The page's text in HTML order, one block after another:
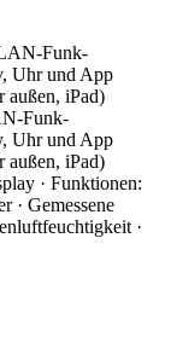
Funk-
Uhr und App
außen, iPad)
· Funktionen:
· Gemessene
·